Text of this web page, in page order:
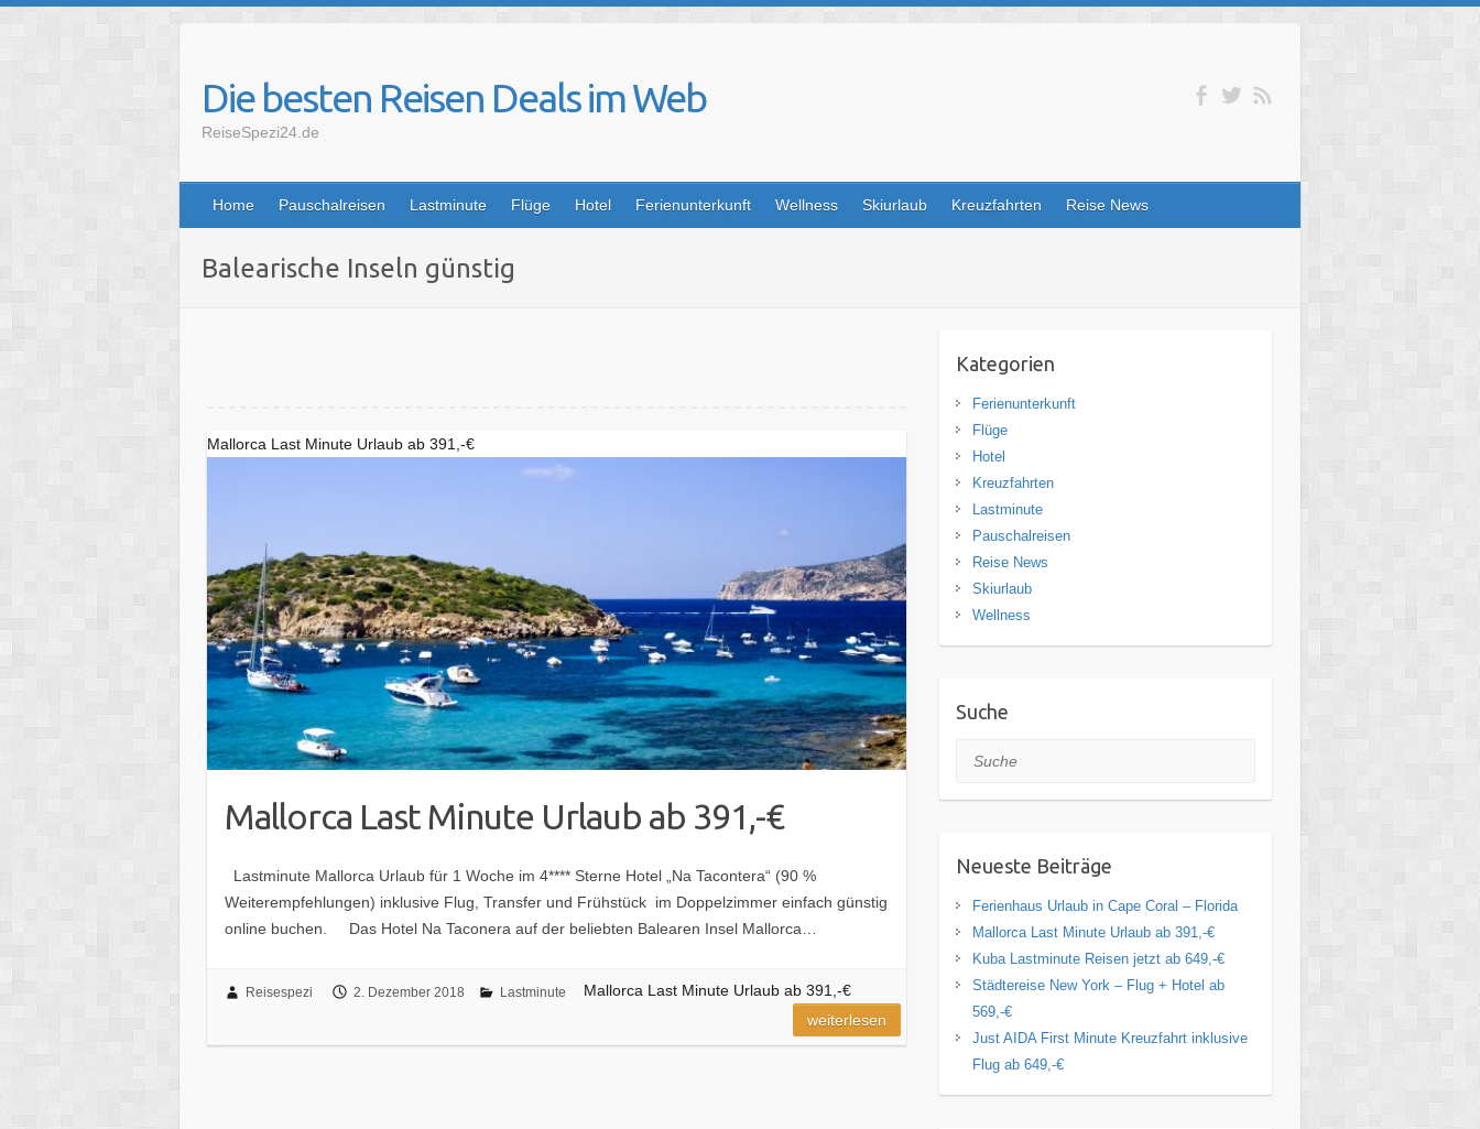
content
Die besten Reisen Deals im Web
ReiseSpezi24.de
Home Pauschalreisen Lastminute Flüge Hotel Ferienunterkunft Wellness Skiurlaub Kreuzfahrten Reise News
Balearische Inseln günstig
Mallorca Last Minute Urlaub ab 391,-€
Mallorca Last Minute Urlaub ab 391,-€
Lastminute Mallorca Urlaub für 1 Woche im 4**** Sterne ‪‎Hotel‬ „Na Tacontera“ (90 %
Weiterempfehlungen) inklusive ‪Flug, Transfer‬ und Frühstück ‬ im Doppelzimmer einfach günstig
online buchen. Das Hotel Na Taconera auf der beliebten Balearen Insel Mallorca…
Reisespezi 2. Dezember 2018 Lastminute
Mallorca Last Minute Urlaub ab 391,-€
weiterlesen
Kategorien
Ferienunterkunft
Flüge
Hotel
Kreuzfahrten
Lastminute
Pauschalreisen
Reise News
Skiurlaub
Wellness
Suche
Suche
Neueste Beiträge
Ferienhaus Urlaub in Cape Coral – Florida
Mallorca Last Minute Urlaub ab 391,-€
Kuba Lastminute Reisen jetzt ab 649,-€
Städtereise New York – Flug + Hotel ab
569,-€
Just AIDA First Minute Kreuzfahrt inklusive
Flug ab 649,-€